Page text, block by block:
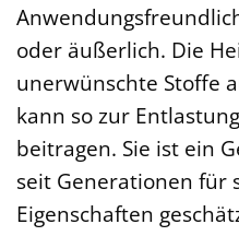
oder äußerlich. Die
unerwünschte Stoffe
kann so zur
beitragen. Sie ist ein
seit Generationen für
Eigenschaften